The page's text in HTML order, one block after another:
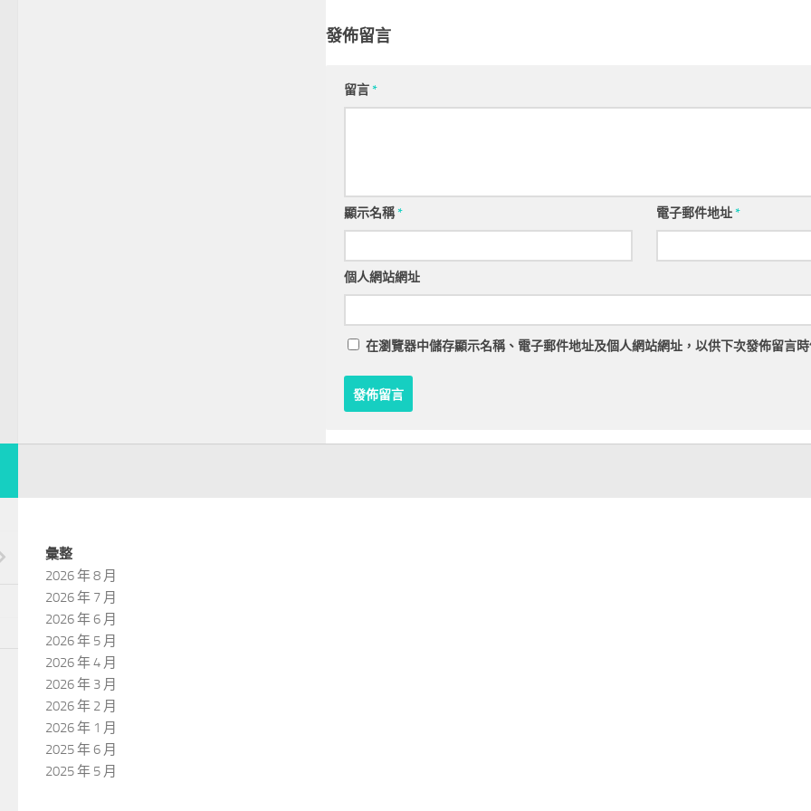
發佈留言
留言*
顯示名稱* 電子郵件地址*
個人網站網址
在瀏覽器中儲存顯示名稱、電子郵件地址及個人網站網址，以供下次發佈留言
彙整
2026 年 8 月
2026 年 7 月
2026 年 6 月
2026 年 5 月
2026 年 4 月
2026 年 3 月
2026 年 2 月
2026 年 1 月
2025 年 6 月
2025 年 5 月